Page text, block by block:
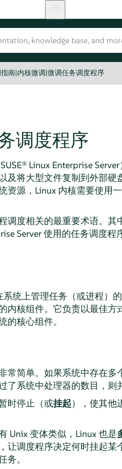
南|内核微调|微调任务调度程序
调度程序
SUSE® Linux Enterprise Server
及将大型文件复制到外部
资源，Linux 内核需要使用
调度相关的最重要术语。
Server使用的任务调度程
系统上管理任务（或进程）
内核组件。它负责以最佳
的核心组件。
常简单。如果系统中存在
了系统中处理器的数目，则
时停止（或挂起），使其他
Unix 变体类似，Linux 也是
让调度程序决定何时挂起某
务。